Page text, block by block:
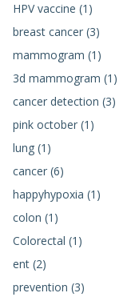
HPV vaccine (1)
breast cancer (3)
mammogram (1)
3d mammogram (1)
cancer detection (3)
pink october (1)
lung (1)
cancer (6)
happyhypoxia (1)
colon (1)
Colorectal (1)
ent (2)
prevention (3)